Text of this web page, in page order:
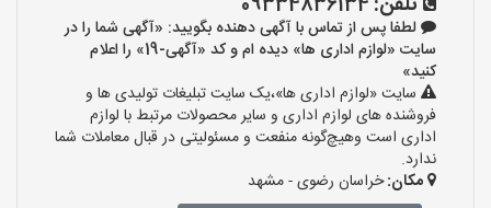
لطفا پس از تماس با آگهی دهنده بگویید: «آگهی شما را در
سایت «لوازم اداری ها» دیده ام و کد «آگهی-19» را اعلام
کنید»
سایت «لوازم اداری ها»،یک سایت تبلیغات تولیدی ها و
فروشنده های لوازم اداری و سایر محصولات مرتبط با لوازم
اداری است وهیچ‌گونه منفعت و مسئولیتی در قبال معاملات شما
ندارد.
مکان:خراسان رضوی - مشهد